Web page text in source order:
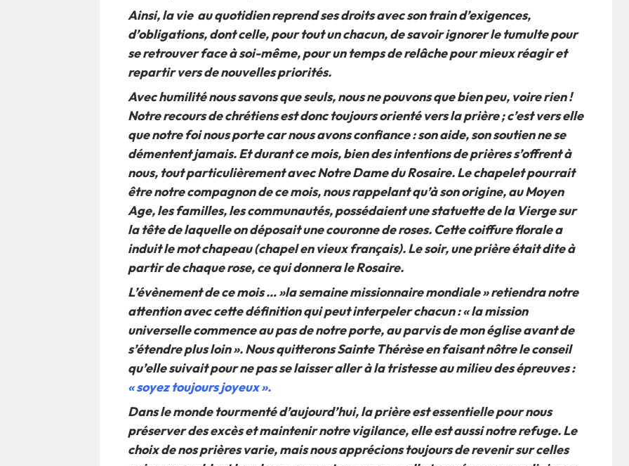
Ainsi, la vie au quotidien reprend ses droits avec son train d’exigences,
d’obligations, dont celle, pour tout un chacun, de savoir ignorer le tumulte pour
se retrouver face à soi-même, pour un temps de relâche pour mieux réagir et
repartir vers de nouvelles priorités.
Avec humilité nous savons que seuls, nous ne pouvons que bien peu, voire rien !
Notre recours de chrétiens est donc toujours orienté vers la prière ; c’est vers elle
que notre foi nous porte car nous avons confiance : son aide, son soutien ne se
démentent jamais. Et durant ce mois, bien des intentions de prières s’offrent à
nous, tout particulièrement avec Notre Dame du Rosaire. Le chapelet pourrait
être notre compagnon de ce mois, nous rappelant qu’à son origine, au Moyen
Age, les familles, les communautés, possédaient une statuette de la Vierge sur
la tête de laquelle on déposait une couronne de roses. Cette coiffure florale a
induit le mot chapeau (chapel en vieux français). Le soir, une prière était dite à
partir de chaque rose, ce qui donnera le Rosaire.
L’évènement de ce mois … »la semaine missionnaire mondiale » retiendra notre
attention avec cette définition qui peut interpeler chacun : « la mission
universelle commence au pas de notre porte, au parvis de mon église avant de
s’étendre plus loin ». Nous quitterons Sainte Thérèse en faisant nôtre le conseil
qu’elle suivait pour ne pas se laisser aller à la tristesse au milieu des épreuves :
« soyez toujours joyeux ».
Dans le monde tourmenté d’aujourd’hui, la prière est essentielle pour nous
préserver des excès et maintenir notre vigilance, elle est aussi notre refuge. Le
choix de nos prières varie, mais nous apprécions toujours de revenir sur celles